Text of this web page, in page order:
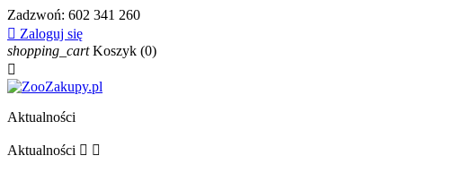
Zadzwoń: 602 341 260
 Zaloguj się
shopping_cart Koszyk (0)

Aktualności
Aktualności  